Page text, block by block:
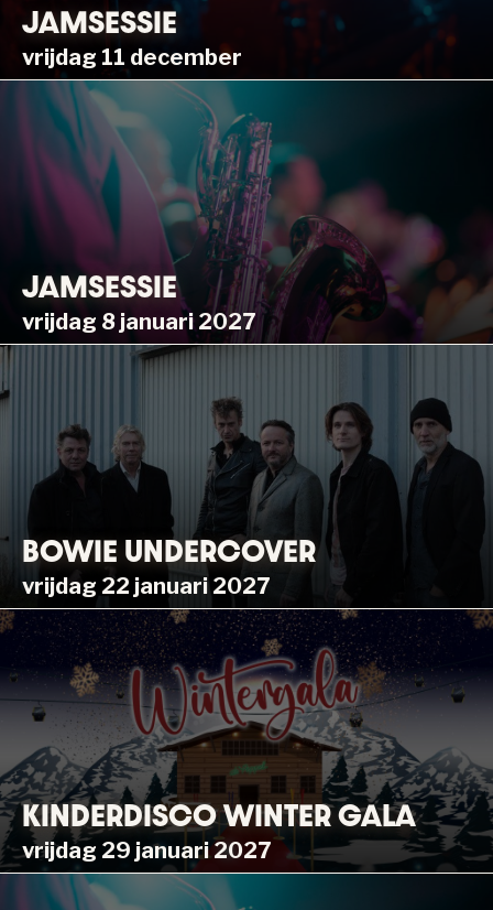
JAMSESSIE
vrijdag 11 december
JAMSESSIE
vrijdag 8 januari 2027
BOWIE UNDERCOVER
vrijdag 22 januari 2027
KINDERDISCO WINTER GALA
vrijdag 29 januari 2027